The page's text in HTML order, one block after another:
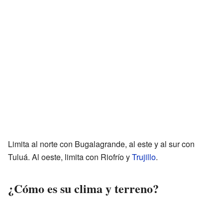
Limita al norte con Bugalagrande, al este y al sur con
Tuluá. Al oeste, limita con Riofrío yTrujillo.
¿Cómo es su clima y terreno?